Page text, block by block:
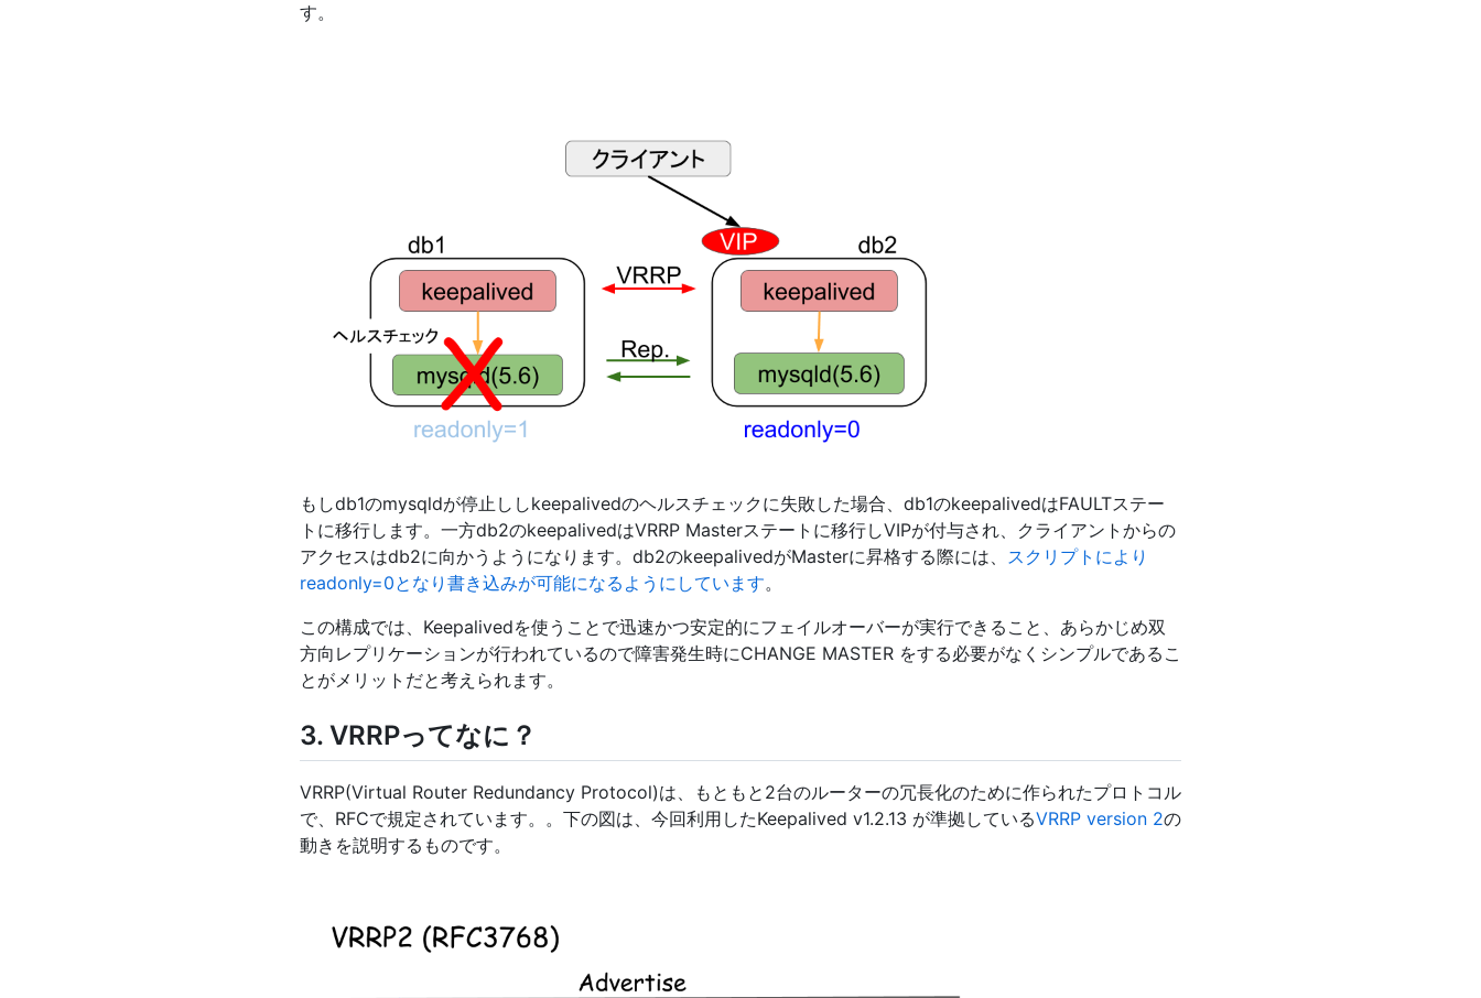
す。
もしdb1のmysqldが停止ししkeepalivedのヘルスチェックに失敗した場合、db1のkeepalivedはFAULTステー
トに移行します。一方db2のkeepalivedはVRRP Masterステートに移行しVIPが付与され、クライアントからの
アクセスはdb2に向かうようになります。db2のkeepalivedがMasterに昇格する際には、 スクリプトにより
readonly=0となり書き込みが可能になるようにしています。
この構成では、Keepalivedを使うことで迅速かつ安定的にフェイルオーバーが実行できること、あらかじめ双
方向レプリケーションが行われているので障害発生時にCHANGE MASTER をする必要がなくシンプルであるこ
とがメリットだと考えられます。
3. VRRPってなに？
VRRP(Virtual Router Redundancy Protocol)は、もともと2台のルーターの冗長化のために作られたプロトコル
で、RFCで規定されています。。下の図は、今回利用したKeepalived v1.2.13 が準拠しているVRRP version 2の
動きを説明するものです。